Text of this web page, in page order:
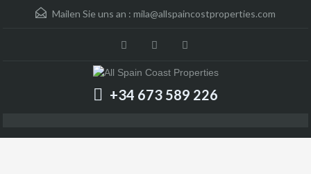
Mailen Sie uns an : mila@allspaincostproperties.com
+34 673 589 226